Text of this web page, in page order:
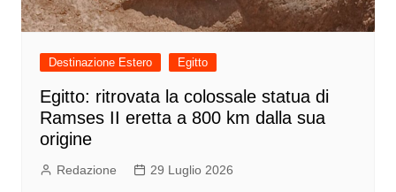
Destinazione Estero Egitto
Egitto: ritrovata la colossale statua di
Ramses II eretta a 800 km dalla sua
origine
Redazione 29 Luglio 2026